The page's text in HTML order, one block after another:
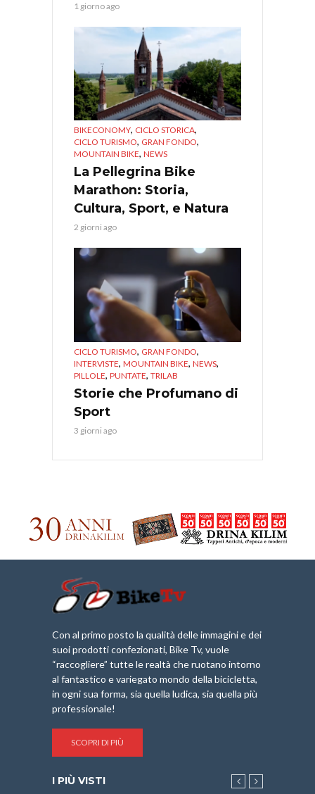
1 giorno ago
BIKECONOMY, CICLO STORICA,
CICLO TURISMO, GRAN FONDO,
MOUNTAIN BIKE, NEWS
La Pellegrina Bike
Marathon: Storia,
Cultura, Sport, e Natura
2 giorni ago
CICLO TURISMO, GRAN FONDO,
INTERVISTE, MOUNTAIN BIKE, NEWS,
PILLOLE, PUNTATE, TRILAB
Storie che Profumano di
Sport
3 giorni ago
Con al primo posto la qualità delle immagini e dei
suoi prodotti confezionati, Bike Tv, vuole
“raccogliere” tutte le realtà che ruotano intorno
al fantastico e variegato mondo della bicicletta,
in ogni sua forma, sia quella ludica, sia quella più
professionale!
SCOPRI DI PIÙ
I PIÙ VISTI